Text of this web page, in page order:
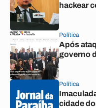
hackear
Política
Após
governo
Política
cidade